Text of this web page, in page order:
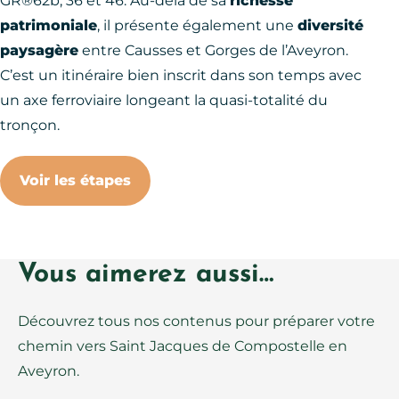
patrimoniale, il présente également une diversité
paysagère entre Causses et Gorges de l’Aveyron.
C’est un itinéraire bien inscrit dans son temps avec
un axe ferroviaire longeant la quasi-totalité du
tronçon.
Voir les étapes
Vous aimerez aussi…
Découvrez tous nos contenus pour préparer votre
chemin vers Saint Jacques de Compostelle en
Aveyron.